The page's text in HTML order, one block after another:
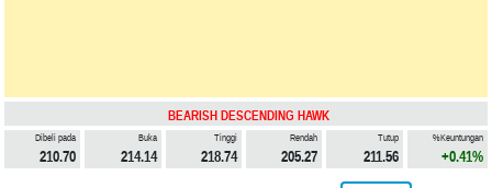
BEARISH DESCENDING HAWK
Dibeli pada
210.70
Buka
214.14
Tinggi
218.74
Rendah
205.27
Tutup
211.56
%Keuntungan
+0.41%